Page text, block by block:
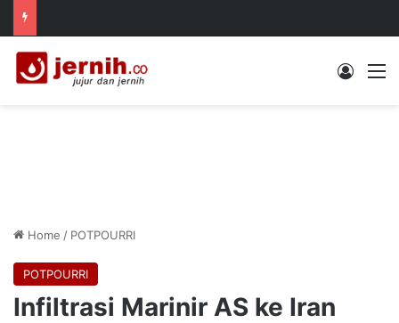
Log In
Home / POTPOURRI
POTPOURRI
Infiltrasi Marinir AS ke Iran